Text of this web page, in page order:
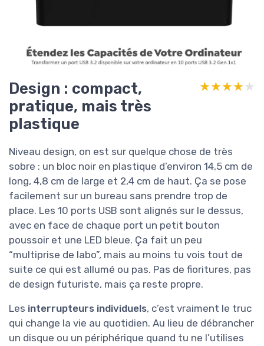
Design : compact,
pratique, mais très
plastique
★★★★★
★★★★★
Niveau design, on est sur quelque chose de très
sobre : un bloc noir en plastique d’environ 14,5 cm de
long, 4,8 cm de large et 2,4 cm de haut. Ça se pose
facilement sur un bureau sans prendre trop de
place. Les 10 ports USB sont alignés sur le dessus,
avec en face de chaque port un petit bouton
poussoir et une LED bleue. Ça fait un peu
“multiprise de labo”, mais au moins tu vois tout de
suite ce qui est allumé ou pas. Pas de fioritures, pas
de design futuriste, mais ça reste propre.
Les interrupteurs individuels, c’est vraiment le truc
qui change la vie au quotidien. Au lieu de débrancher
un disque ou un périphérique quand tu ne l’utilises